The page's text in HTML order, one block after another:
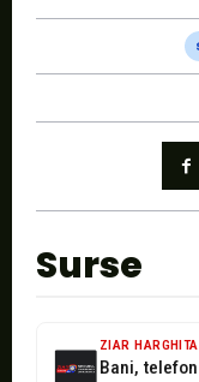
Surse
ZIAR HARGHITA